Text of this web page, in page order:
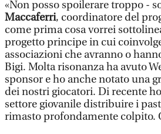
«Non posso spoilerare troppo -
Maccaferri, coordinatore del
come prima cosa vorrei
progetto principe in cui
associazioni che avranno o
Bigi. Molta risonanza ha avuto
sponsor e ho anche notato una
dei nostri giocatori. Di recente
settore giovanile distribuire i
rimasto profondamente colpito.